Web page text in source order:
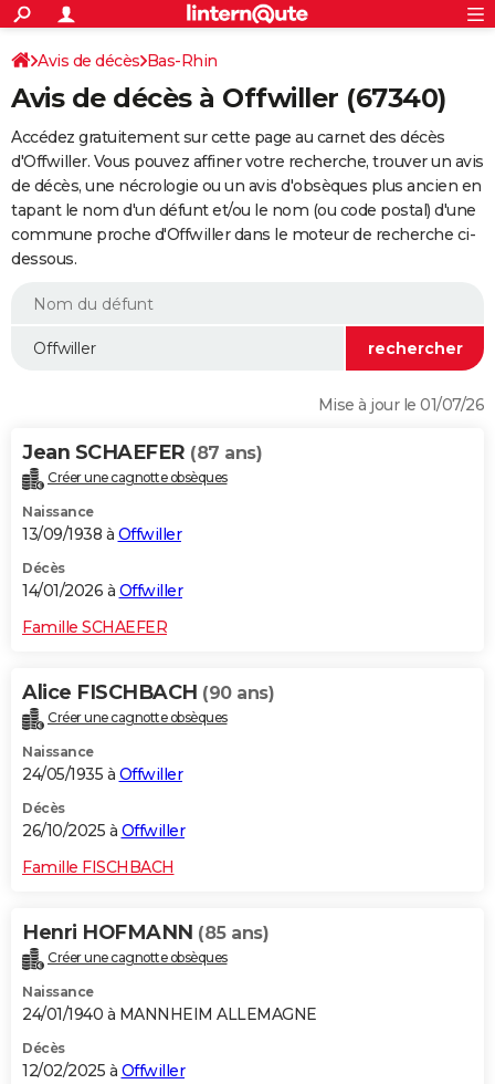
ACTUALITÉS
Politique
Société
Faits Divers
Education
Monde
Villes
+
SPORT
Coupe du monde 2026
Football
Tennis
Cyclisme
Rugby
Forum
Programme TV
TNT
Streaming
Cinéma
Sorties cinéma
Musique
+
FINANCE
Retraite
Epargne
Immobilier
Risques naturels par ville
Assurance
AUTO
Essais
Réserver un essai
Citadines
Berlines
SUV
Forum auto
+
HIGH-TECH
BRICOLAGE
WEEK-END
Alimentation
Guide de la santé
Maladies
Médicaments
Sommeil
VOYAGE
Destinations
City break
Voyage nature
Voyage de noces
Forum
Climat
+PHOTO
GUIDES D'ACHAT
Carte de Noël
Carte Bonne année
Carte Saint-Valentin
Carte Pâques
Carte d'anniversaire
DICTIONNAIRE
Dictionnaire
Biographies
Citations
Expressions
Proverbes
PROGRAMME TV
S'inscrire
Se connecter
Lycées
Collèges
Primaires
Universités
Entreprises
Service militaire
Avis de recherche
AVIS DE DÉCÈS
FORUM
Bricolage
Television
Connexion
Avis de décès Bas-Rhin
Avis de décès à Offwiller (67340)
Accédez gratuitement sur cette page au carnet des décès
d'Offwiller. Vous pouvez affiner votre recherche, trouver un avis
de décès, une nécrologie ou un avis d'obsèques plus ancien en
tapant le nom d'un défunt et/ou le nom (ou code postal) d'une
commune proche d'Offwiller dans le moteur de recherche ci-
dessous.
Mise à jour le 01/07/26
Jean SCHAEFER (87 ans)
Créer une cagnotte obsèques
Naissance
13/09/1938 à Offwiller
Décès
14/01/2026 à Offwiller
Famille SCHAEFER
Alice FISCHBACH (90 ans)
Créer une cagnotte obsèques
Naissance
24/05/1935 à Offwiller
Décès
26/10/2025 à Offwiller
Famille FISCHBACH
Henri HOFMANN (85 ans)
Créer une cagnotte obsèques
Naissance
24/01/1940 à MANNHEIM ALLEMAGNE
Décès
12/02/2025 à Offwiller